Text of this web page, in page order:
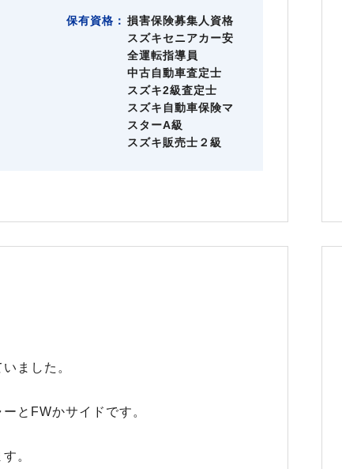
保有資格： 損害保険募集人資格
スズキセニアカー安
全運転指導員
中古自動車査定士
スズキ2級査定士
スズキ自動車保険マ
スターA級
スズキ販売士２級
ました。
とFWかサイドです。
。